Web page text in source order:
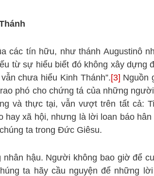
các tín hữu, như thánh Augustinô
từ sự hiểu biết đó không xây dựng
chưa hiểu Kinh Thánh”.[3] Nguồn
phó cho chứng tá của những
và thực tại, vẫn vượt trên tất cả:
hay xã hội, nhưng là lời loan báo hân
ta trong Đức Giêsu.
hậu. Người không bao giờ để
ta hãy cầu nguyện để những